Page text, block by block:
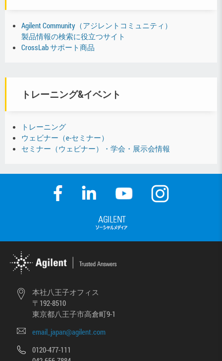
Agilent Community（アジレントコミュニティ）
製品情報の検索に役立つサイト
CrossLab サポート商品
トレーニング&イベント
トレーニング
ウェビナー（e-セミナー）
セミナー（ウェビナー）・学会・展示会情報
本社八王子オフィス
〒192-8510
東京都八王子市高倉町9-1
email_japan@agilent.com
0120-477-111